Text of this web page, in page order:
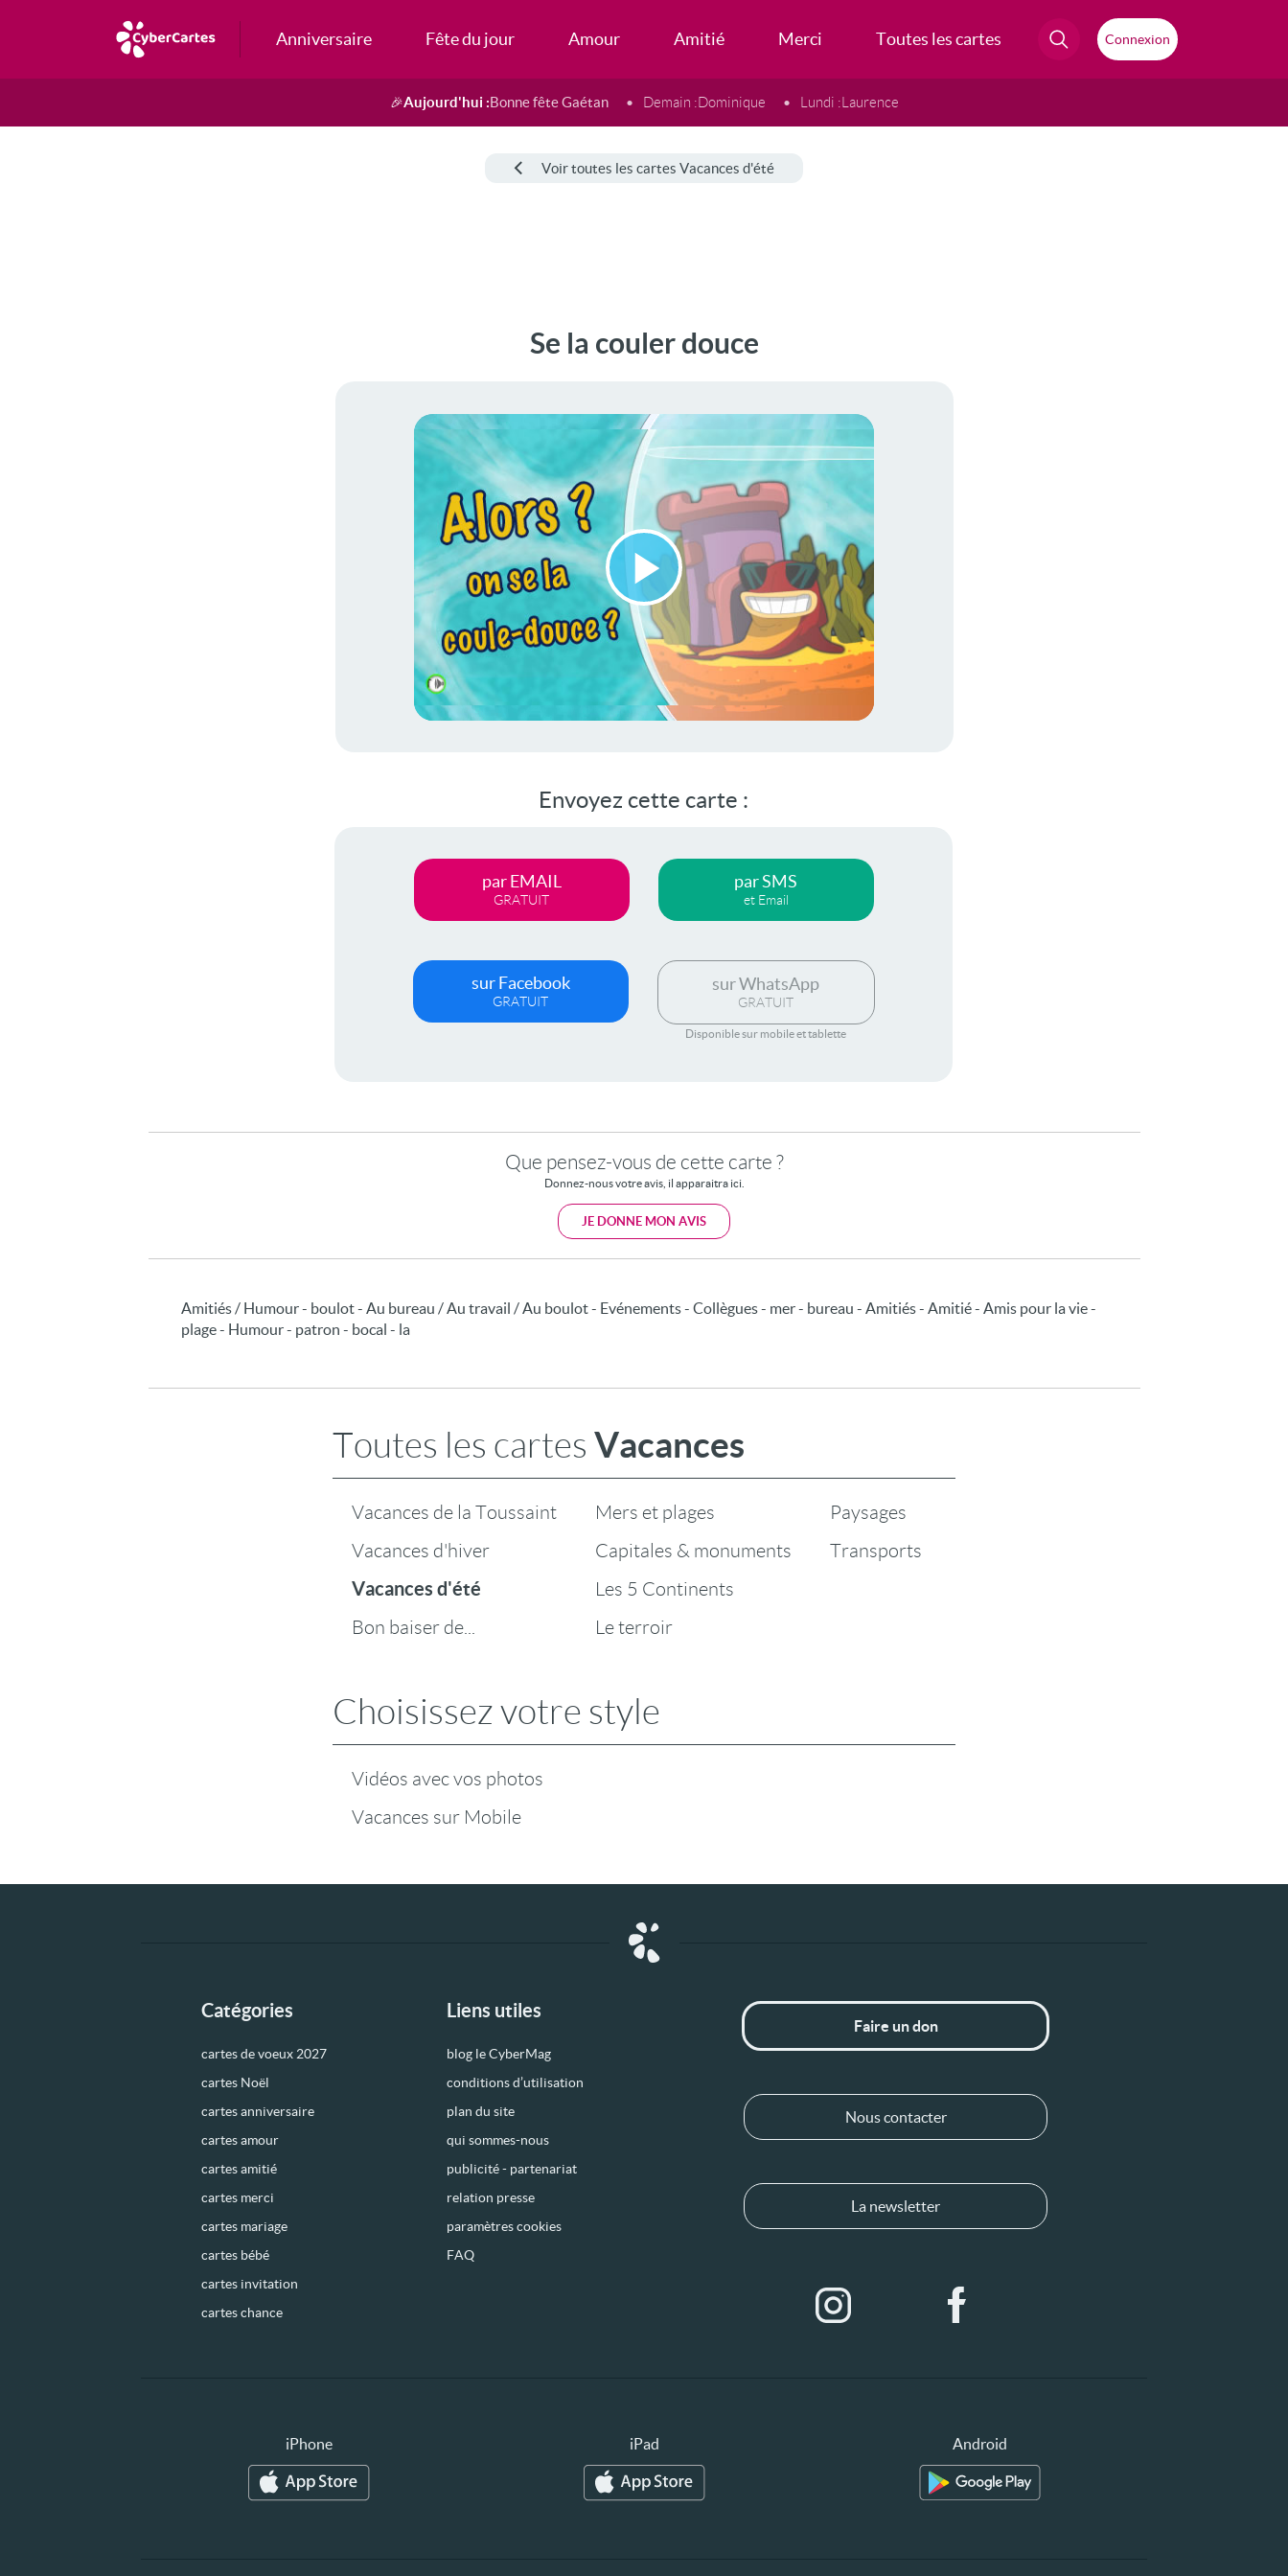
Anniversaire Fête du jour Amour Amitié Merci Toutes les cartes Connexion
🎉Aujourd'hui :Bonne fête Gaétan Demain :Dominique Lundi :Laurence
Voir toutes les cartes Vacances d'été
Se la couler douce
Lire
la
Envoyez cette carte :
par EMAIL
GRATUIT
par SMS
et Email
sur Facebook
GRATUIT
sur WhatsApp
GRATUIT
Disponible sur mobile et tablette
Que pensez-vous de cette carte ?
Donnez-nous votre avis, il apparaitra ici.
JE DONNE MON AVIS
Amitiés / Humour - boulot - Au bureau / Au travail / Au boulot - Evénements - Collègues - mer - bureau - Amitiés - Amitié - Amis pour la vie -
plage - Humour - patron - bocal - la
Toutes les cartes Vacances
Vacances de la Toussaint
Vacances d'hiver
Vacances d'été
Bon baiser de...
Mers et plages
Capitales & monuments
Les 5 Continents
Le terroir
Paysages
Transports
Choisissez votre style
Vidéos avec vos photos
Vacances sur Mobile
Catégories
cartes de voeux 2027
cartes Noël
cartes anniversaire
cartes amour
cartes amitié
cartes merci
cartes mariage
cartes bébé
cartes invitation
cartes chance
Liens utiles
blog le CyberMag
conditions d’utilisation
plan du site
qui sommes-nous
publicité - partenariat
relation presse
paramètres cookies
FAQ
Faire un don
Nous contacter
La newsletter
iPhone iPad Android